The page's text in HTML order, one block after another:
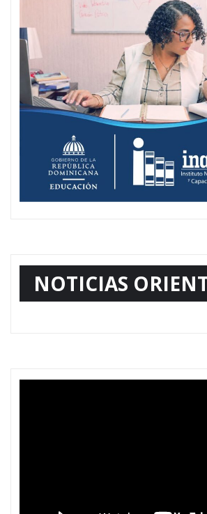
NOTICIAS